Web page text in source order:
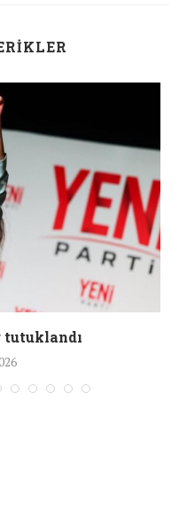
tutuklandı